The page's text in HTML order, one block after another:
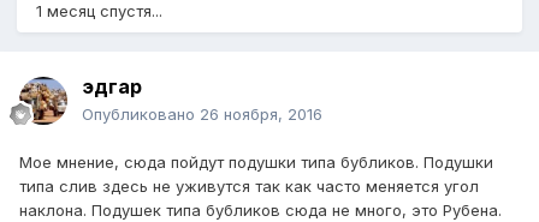
1 месяц спустя...
эдгар
Опубликовано 26 ноября, 2016
Мое мнение, сюда пойдут подушки типа бубликов. Подушки
типа слив здесь не уживутся так как часто меняется угол
наклона. Подушек типа бубликов сюда не много, это Рубена.